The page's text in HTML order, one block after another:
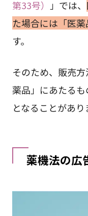
第33号）
」では、
た場合には「医
す。
そのため、販売
薬品」にあたる
となることがあり
薬機法の広